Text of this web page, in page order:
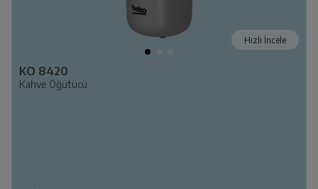
Hızlı İncele
KO 8420
Kahve Öğütücü